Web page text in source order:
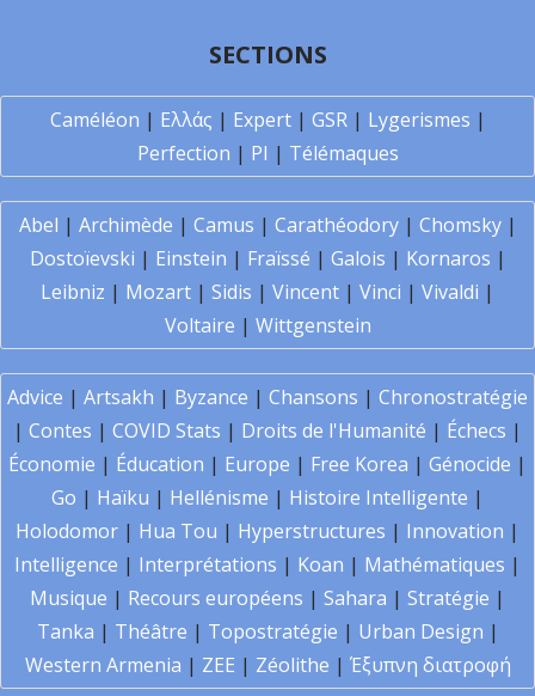
SECTIONS
Caméléon | Ελλάς | Expert| GSR| Lygerismes |
Perfection | PI | Télémaques
Abel | Archimède | Camus | Carathéodory| Chomsky|
Dostoïevski | Einstein | Fraïssé | Galois | Kornaros |
Leibniz | Mozart | Sidis | Vincent | Vinci | Vivaldi |
Voltaire | Wittgenstein
Advice | Artsakh | Byzance | Chansons | Chronostratégie
| Contes | COVID Stats | Droits de l'Humanité | Échecs |
Économie | Éducation | Europe | Free Korea | Génocide |
Go | Haïku | Hellénisme | Histoire Intelligente |
Holodomor | Hua Tou | Hyperstructures | Innovation |
Intelligence | Interprétations | Koan | Mathématiques |
Musique | Recours européens | Sahara | Stratégie |
Tanka | Théâtre | Topostratégie | Urban Design |
Western Armenia | ZEE | Zéolithe | Έξυπνη διατροφή